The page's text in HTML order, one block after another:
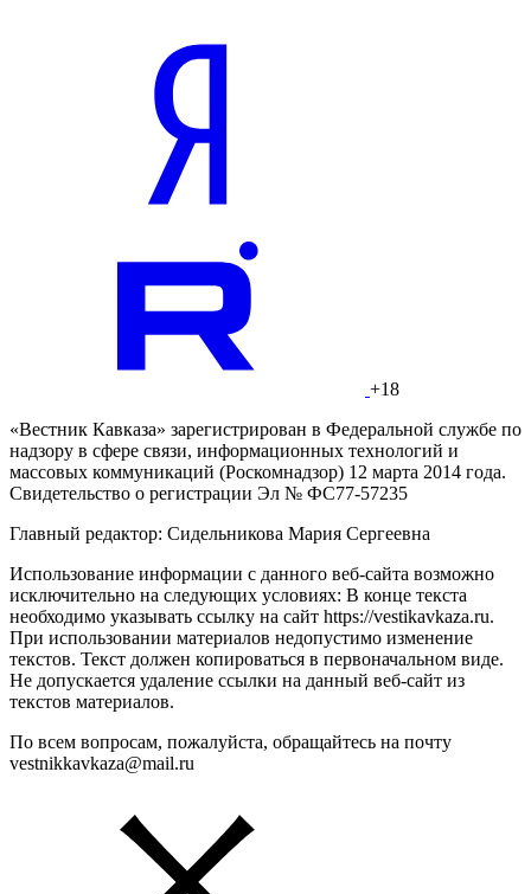
+18
«Вестник Кавказа» зарегистрирован в Федеральной службе по
надзору в сфере связи, информационных технологий и
массовых коммуникаций (Роскомнадзор) 12 марта 2014 года.
Свидетельство о регистрации Эл № ФС77-57235
Главный редактор: Сидельникова Мария Сергеевна
Использование информации с данного веб-сайта возможно
исключительно на следующих условиях: В конце текста
необходимо указывать ссылку на сайт https://vestikavkaza.ru.
При использовании материалов недопустимо изменение
текстов. Текст должен копироваться в первоначальном виде.
Не допускается удаление ссылки на данный веб-сайт из
текстов материалов.
По всем вопросам, пожалуйста, обращайтесь на почту
vestnikkavkaza@mail.ru